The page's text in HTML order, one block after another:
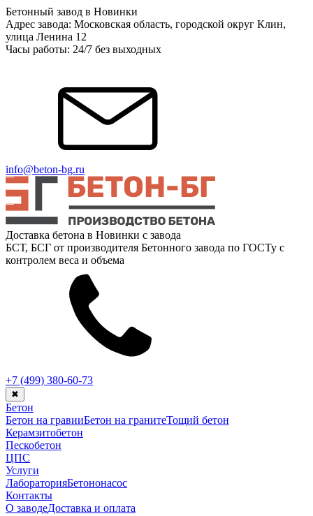
Бетонный завод в Новинки
Адрес завода: Московская область, городской округ Клин,
улица Ленина 12
Часы работы: 24/7 без выходных
info@beton-bg.ru
Доставка бетона в Новинки с завода
БСТ, БСГ от производителя Бетонного завода по ГОСТу с
контролем веса и объема
+7 (499) 380-60-73
✖
Бетон
Бетон на гравииБетон на гранитеТощий бетон
Керамзитобетон
Пескобетон
ЦПС
Услуги
ЛабораторияБетононасос
Контакты
О заводеДоставка и оплата